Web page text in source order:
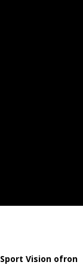
Sport Vision ofron